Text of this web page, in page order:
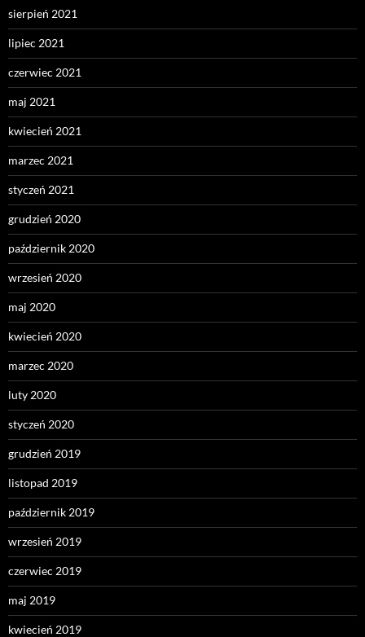
sierpień 2021
lipiec 2021
czerwiec 2021
maj 2021
kwiecień 2021
marzec 2021
styczeń 2021
grudzień 2020
październik 2020
wrzesień 2020
maj 2020
kwiecień 2020
marzec 2020
luty 2020
styczeń 2020
grudzień 2019
listopad 2019
październik 2019
wrzesień 2019
czerwiec 2019
maj 2019
kwiecień 2019